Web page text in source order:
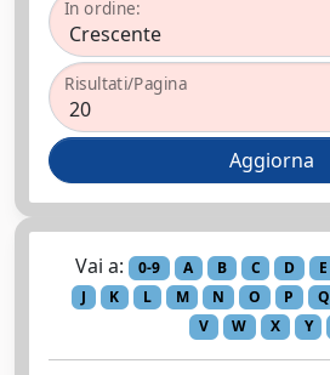
In ordine:
Risultati/Pagina
Vai a: 0-9 A B C D E
J
K L M N O P Q
V
W X Y